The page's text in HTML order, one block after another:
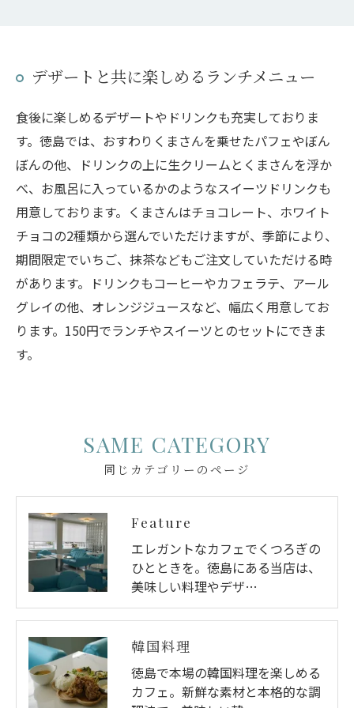
デザートと共に楽しめるランチメニュー
食後に楽しめるデザートやドリンクも充実しておりま
す。徳島では、おすわりくまさんを乗せたパフェやぼん
ぼんの他、ドリンクの上に生クリームとくまさんを浮か
べ、お風呂に入っているかのようなスイーツドリンクも
用意しております。くまさんはチョコレート、ホワイト
チョコの2種類から選んでいただけますが、季節により、
期間限定でいちご、抹茶などもご注文していただける時
があります。ドリンクもコーヒーやカフェラテ、アール
グレイの他、オレンジジュースなど、幅広く用意してお
ります。150円でランチやスイーツとのセットにできま
す。
同じカテゴリーのページ
SAME CATEGORY
Feature
エレガントなカフェでくつろぎの
ひとときを。徳島にある当店は、
美味しい料理やデザ…
韓国料理
徳島で本場の韓国料理を楽しめる
カフェ。新鮮な素材と本格的な調